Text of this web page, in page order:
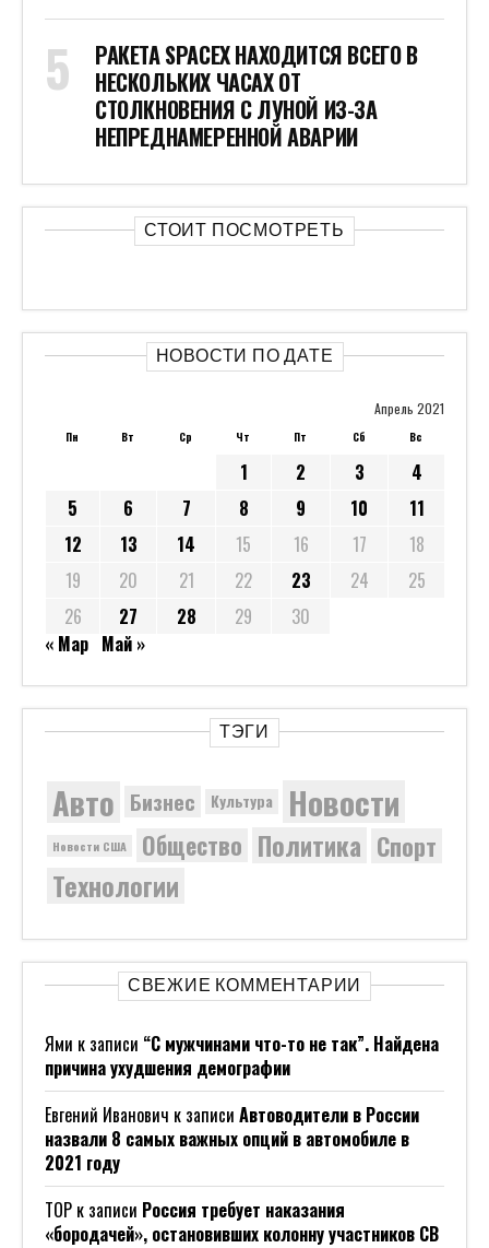
РАКЕТА SPACEX НАХОДИТСЯ ВСЕГО В
НЕСКОЛЬКИХ ЧАСАХ ОТ
СТОЛКНОВЕНИЯ С ЛУНОЙ ИЗ-ЗА
НЕПРЕДНАМЕРЕННОЙ АВАРИИ
СТОИТ ПОСМОТРЕТЬ
НОВОСТИ ПО ДАТЕ
Апрель 2021
Пн Вт Ср Чт Пт Сб Вс
1 2 3
4
5
6 7 8 9 10
11
12
13 14 15 16 17
18
19
20 21 22 23 24
25
26
27 28 29
30
« Мар Май »
ТЭГИ
Авто Бизнес Культура Новости
Новости США Общество Политика Спорт
Технологии
СВЕЖИЕ КОММЕНТАРИИ
Ями к записи “С мужчинами что-то не так”. Найдена
причина ухудшения демографии
Евгений Иванович к записи Автоводители в России
назвали 8 самых важных опций в автомобиле в
2021 году
ТОР к записи Россия требует наказания
«бородачей», остановивших колонну участников СВ